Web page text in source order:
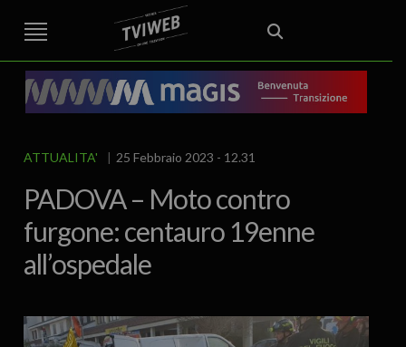
STREET TG CRONACA VENETO
VICENZA E PROVINCIA
AREA BERICA
ECONOMIA ATTUALITA’ POLITICA
EDITORIALE ITALIA E MONDO CURIOSITÀ – LIFESTYLE
CULTURA ARTE
SPORT
IL GRAFFIO FOOD & DRINK
ATTUALITA' 25 Febbraio 2023 - 12.31
PADOVA – Moto contro
furgone: centauro 19enne
all’ospedale